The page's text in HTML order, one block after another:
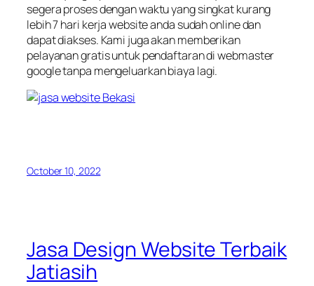
segera proses dengan waktu yang singkat kurang
lebih 7 hari kerja website anda sudahonlinedan
dapat diakses. Kami juga akan memberikan
pelayanan gratis untuk pendaftaran diwebmaster
googletanpa mengeluarkan biaya lagi.
October 10, 2022
Jasa Design Website Terbaik
Jatiasih